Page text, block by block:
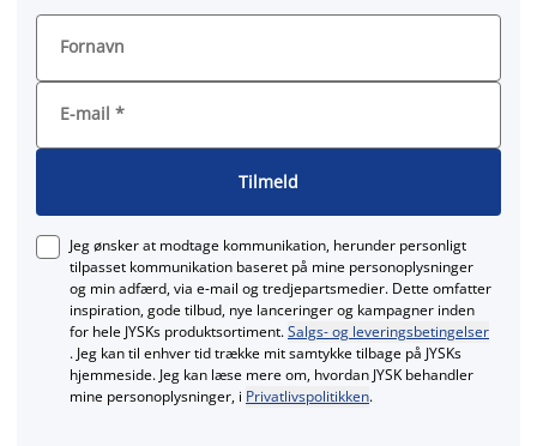
Fornavn
E-mail *
Tilmeld
Jeg ønsker at modtage kommunikation, herunder personligt
tilpasset kommunikation baseret på mine personoplysninger
og min adfærd, via e‑mail og tredjepartsmedier. Dette omfatter
inspiration, gode tilbud, nye lanceringer og kampagner inden
for hele JYSKs produktsortiment.Salgs- og leveringsbetingelser
. Jeg kan til enhver tid trække mit samtykke tilbage på JYSKs
hjemmeside. Jeg kan læse mere om, hvordan JYSK behandler
mine personoplysninger, i Privatlivspolitikken.